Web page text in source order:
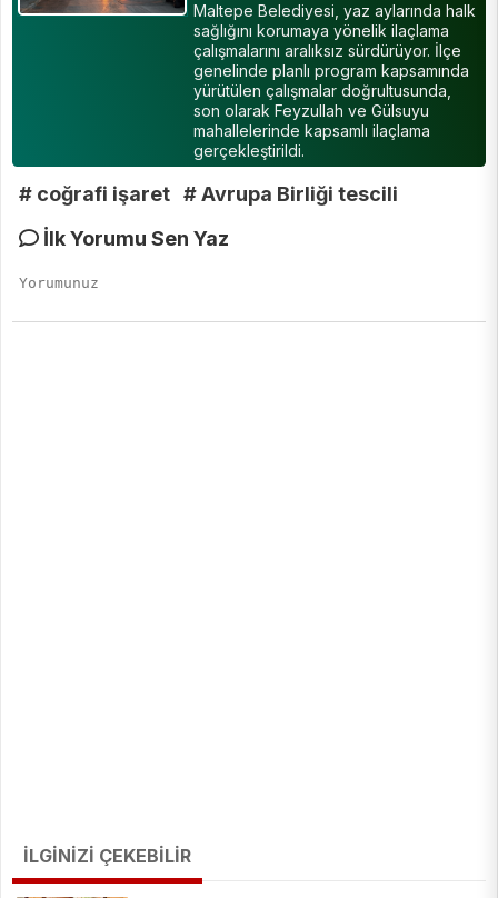
Maltepe Belediyesi, yaz aylarında halk
sağlığını korumaya yönelik ilaçlama
çalışmalarını aralıksız sürdürüyor. İlçe
genelinde planlı program kapsamında
yürütülen çalışmalar doğrultusunda,
son olarak Feyzullah ve Gülsuyu
mahallelerinde kapsamlı ilaçlama
gerçekleştirildi.
# coğrafi işaret # Avrupa Birliği tescili
İlk Yorumu Sen Yaz
İLGİNİZİ ÇEKEBİLİR